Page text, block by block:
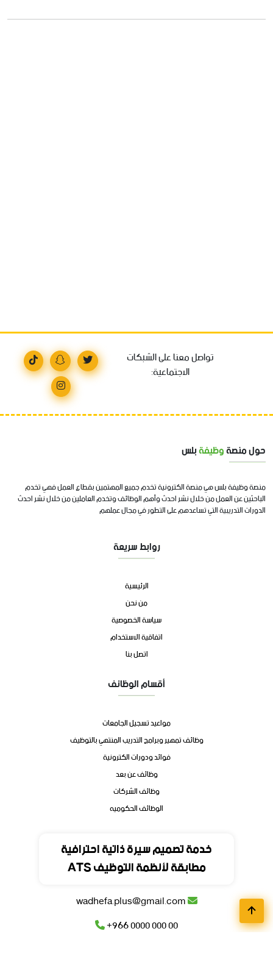
خدمة تصميم سيرة ذاتية احترافية
مطابقة لأنظمة التوظيف ATS
تواصل معنا على الشبكات
الاجتماعية:
حول منصةوظيفةبلس
منصة وظيفة بلس هي منصة الكترونية تخدم جميع المهتمين بقطاع العمل فهي تخدم
الباحثين عن العمل من خلال نشر احدث وأهم الوظائف وتخدم العاملين من خلال نشر احدث
الدورات التدريبية التي تساعدهم على التطور في مجال عملهم
روابط سريعة
الرئيسية
من نحن
سياسة الخصوصية
اتفاقية الاستخدام
اتصل بنا
أقسام الوظائف
مواعيد تسجيل الجامعات
وظائف تمهير وبرامج التدريب المنتهي بالتوظيف
فوائد ودورات الكترونية
وظائف عن بعد
وظائف الشركات
الوظائف الحكوميه
المملكة العربية السعودية
+966 0000 000 00